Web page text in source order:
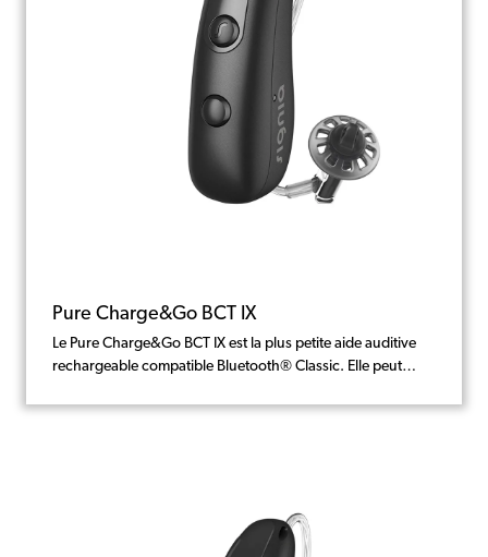
Pure Charge&Go BCT IX
Le Pure Charge&Go BCT IX est la plus petite aide auditive
rechargeable compatible Bluetooth® Classic. Elle peut
heures de streaming) et dispose d'un chargeur portable.